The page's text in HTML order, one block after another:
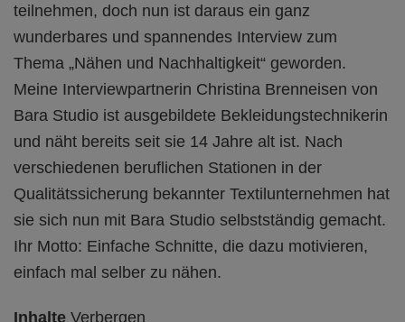
teilnehmen, doch nun ist daraus ein ganz
wunderbares und spannendes Interview zum
Thema „Nähen und Nachhaltigkeit“ geworden.
Meine Interviewpartnerin Christina Brenneisen von
Bara Studio ist ausgebildete Bekleidungstechnikerin
und näht bereits seit sie 14 Jahre alt ist. Nach
verschiedenen beruflichen Stationen in der
Qualitätssicherung bekannter Textilunternehmen hat
sie sich nun mit Bara Studio selbstständig gemacht.
Ihr Motto: Einfache Schnitte, die dazu motivieren,
einfach mal selber zu nähen.
Inhalte Verbergen